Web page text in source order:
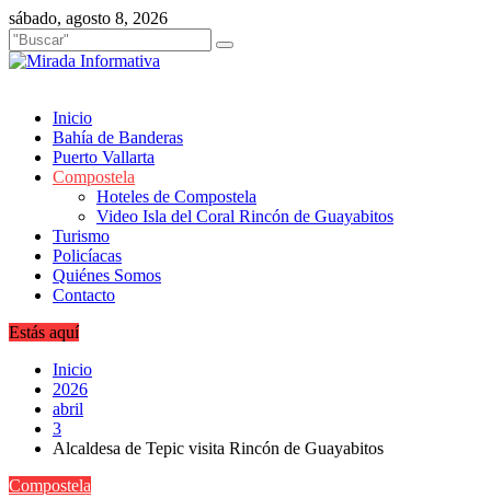
Saltar
al
contenido
sábado, agosto 8, 2026
Inicio
Bahía de Banderas
Puerto Vallarta
Compostela
Hoteles de Compostela
Video Isla del Coral Rincón de Guayabitos
Turismo
Policíacas
Quiénes Somos
Contacto
Estás aquí
Inicio
2026
abril
3
Alcaldesa de Tepic visita Rincón de Guayabitos
Compostela